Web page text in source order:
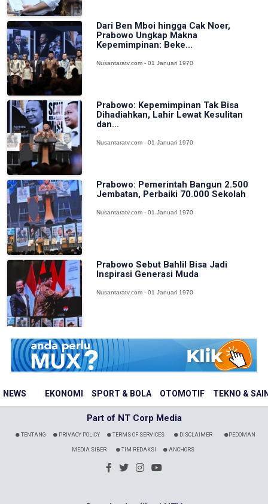
NEWS EKONOMI SPORT & BOLA OTOMOTIF TEKNO &
Dari Ben Mboi hingga Cak Noer,
Prabowo Ungkap Makna
Kepemimpinan: Beke...
Nusantaratv.com - 01 Januari 1970
Prabowo: Kepemimpinan Tak Bisa
Dihadiahkan, Lahir Lewat Kesulitan
dan...
Nusantaratv.com - 01 Januari 1970
Prabowo: Pemerintah Bangun 2.500
Jembatan, Perbaiki 70.000 Sekolah
Nusantaratv.com - 01 Januari 1970
Prabowo Sebut Bahlil Bisa Jadi
Inspirasi Generasi Muda
Nusantaratv.com - 01 Januari 1970
Part of NT Corp Media
TENTANG PRIVACY POLICY TERMS OF SERVICES DISCLAIMER PEDOMAN
MEDIA SIBER TIM REDAKSI ANCHORS